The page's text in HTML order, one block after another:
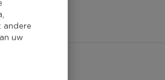
andere
uw